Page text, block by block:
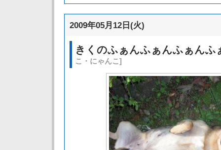
2009年05月12日(火)
きくのふぁんふぁんふぁん
こ・にゃんこ]